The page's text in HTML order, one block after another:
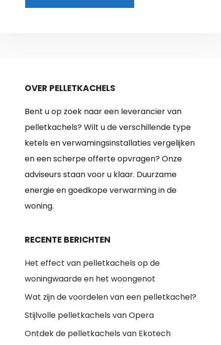
OVER PELLETKACHELS
Bent u op zoek naar een leverancier van
pelletkachels? Wilt u de verschillende type
ketels en verwamingsinstallaties vergelijken
en een scherpe offerte opvragen? Onze
adviseurs staan voor u klaar. Duurzame
energie en goedkope verwarming in de
woning.
RECENTE BERICHTEN
Het effect van pelletkachels op de
woningwaarde en het woongenot
Wat zijn de voordelen van een pelletkachel?
Stijlvolle pelletkachels van Opera
Ontdek de pelletkachels van Ekotech